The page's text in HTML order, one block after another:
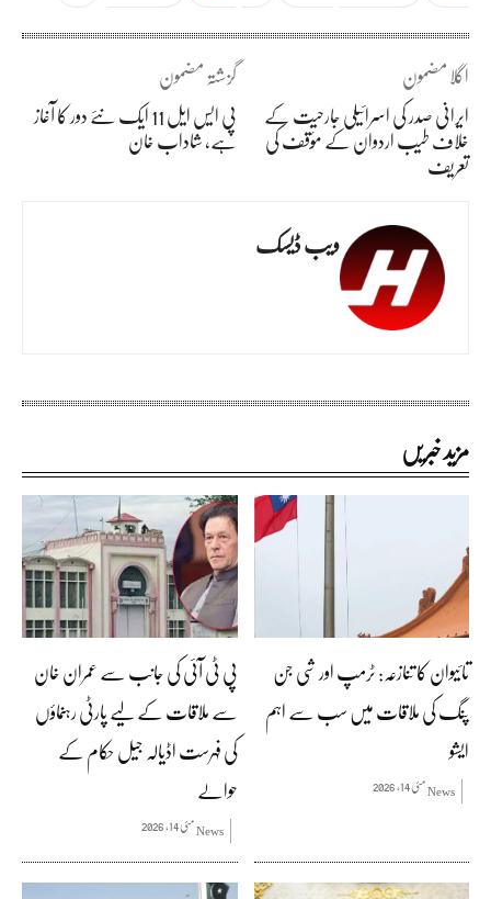
گزشتہ مضمون
پی ایس ایل 11 ایک نئے دور کا آغاز
ہے، شاداب خان
اگلا مضمون
ایرانی صدر کی اسرائیلی جارحیت کے
خلاف طیب اردوان کے مؤقف کی
تعریف
ویب ڈیسک
مزید خبریں
تائیوان کا تنازعہ: ٹرمپ اور شی جن
پنگ کی ملاقات میں سب سے اہم
ایشو
Newsمئی 14, 2026
پی ٹی آئی کی جانب سے عمران خان
سے ملاقات کے لیے پارٹی رہنماؤں
کی فہرست اڈیالہ جیل حکام کے
حوالے
Newsمئی 14, 2026